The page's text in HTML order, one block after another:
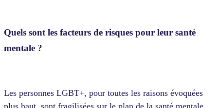
Quels sont les facteurs de risques pour leur santé
mentale ?
Les personnes LGBT+, pour toutes les raisons évoquées